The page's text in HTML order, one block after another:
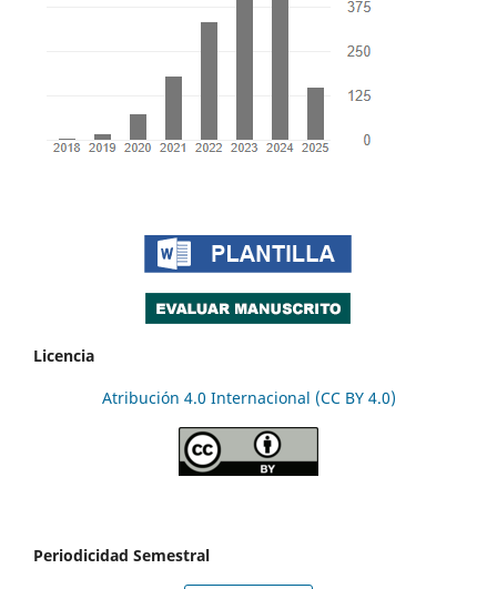
Licencia
Atribución 4.0 Internacional (CC BY 4.0)
Periodicidad Semestral